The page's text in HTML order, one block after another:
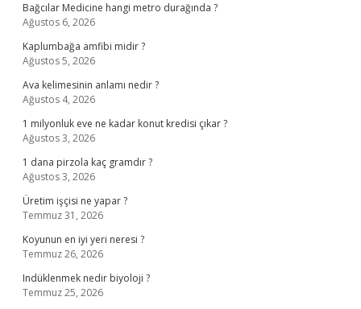
Bağcılar Medicine hangi metro durağında ?
Ağustos 6, 2026
Kaplumbağa amfibi midir ?
Ağustos 5, 2026
Ava kelimesinin anlamı nedir ?
Ağustos 4, 2026
1 milyonluk eve ne kadar konut kredisi çıkar ?
Ağustos 3, 2026
1 dana pirzola kaç gramdır ?
Ağustos 3, 2026
Üretim işçisi ne yapar ?
Temmuz 31, 2026
Koyunun en iyi yeri neresi ?
Temmuz 26, 2026
Indüklenmek nedir biyoloji ?
Temmuz 25, 2026